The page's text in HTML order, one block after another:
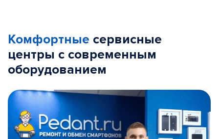
Комфортные сервисные
центры с современным
оборудованием